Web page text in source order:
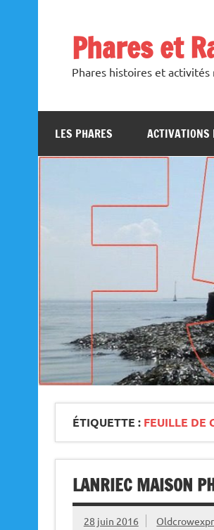
Phares et
Phares histoires et activités
LES PHARES ACTIVATIONS
ÉTIQUETTE : FEUILLE DE
LANRIEC MAISON
28 juin 2016